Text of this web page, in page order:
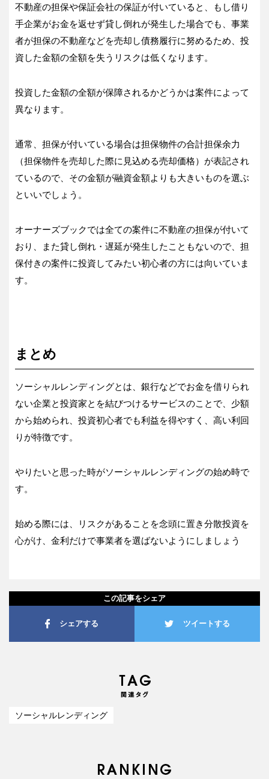
不動産の担保や保証会社の保証が付いていると、もし借り
手企業がお金を返せず貸し倒れが発生した場合でも、事業
者が担保の不動産などを売却し債務履行に努めるため、投
資した金額の全額を失うリスクは低くなります。
投資した金額の全額が保障されるかどうかは案件によって
異なります。
通常、担保が付いている場合は担保物件の合計担保余力
（担保物件を売却した際に見込める売却価格）が表記され
ているので、その金額が融資金額よりも大きいものを選ぶ
といいでしょう。
オーナーズブックでは全ての案件に不動産の担保が付いて
おり、また貸し倒れ・遅延が発生したこともないので、担
保付きの案件に投資してみたい初心者の方には向いていま
す。
まとめ
ソーシャルレンディングとは、銀行などでお金を借りられ
ない企業と投資家とを結びつけるサービスのことで、少額
から始められ、投資初心者でも利益を得やすく、高い利回
りが特徴です。
やりたいと思った時がソーシャルレンディングの始め時で
す。
始める際には、リスクがあることを念頭に置き分散投資を
心がけ、金利だけで事業者を選ばないようにしましょう
この記事をシェア
シェアする ツイートする
ソーシャルレンディング